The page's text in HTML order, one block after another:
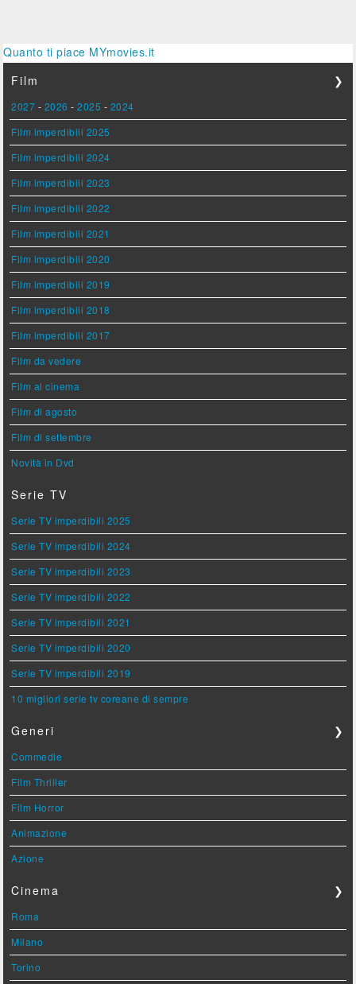
Quanto ti piace MYmovies.it
Film
❯
2027 - 2026 -2025 - 2024
Film imperdibili 2025
Film imperdibili 2024
Film imperdibili 2023
Film imperdibili 2022
Film imperdibili 2021
Film imperdibili 2020
Film imperdibili 2019
Film imperdibili 2018
Film imperdibili 2017
Film da vedere
Film al cinema
Film di agosto
Film di settembre
Novità in Dvd
Serie TV
Serie TV imperdibili 2025
Serie TV imperdibili 2024
Serie TV imperdibili 2023
Serie TV imperdibili 2022
Serie TV imperdibili 2021
Serie TV imperdibili 2020
Serie TV imperdibili 2019
10 migliori serie tv coreane di sempre
Generi ❯
Commedie
Film Thriller
Film Horror
Animazione
Azione
Cinema ❯
Roma
Milano
Torino